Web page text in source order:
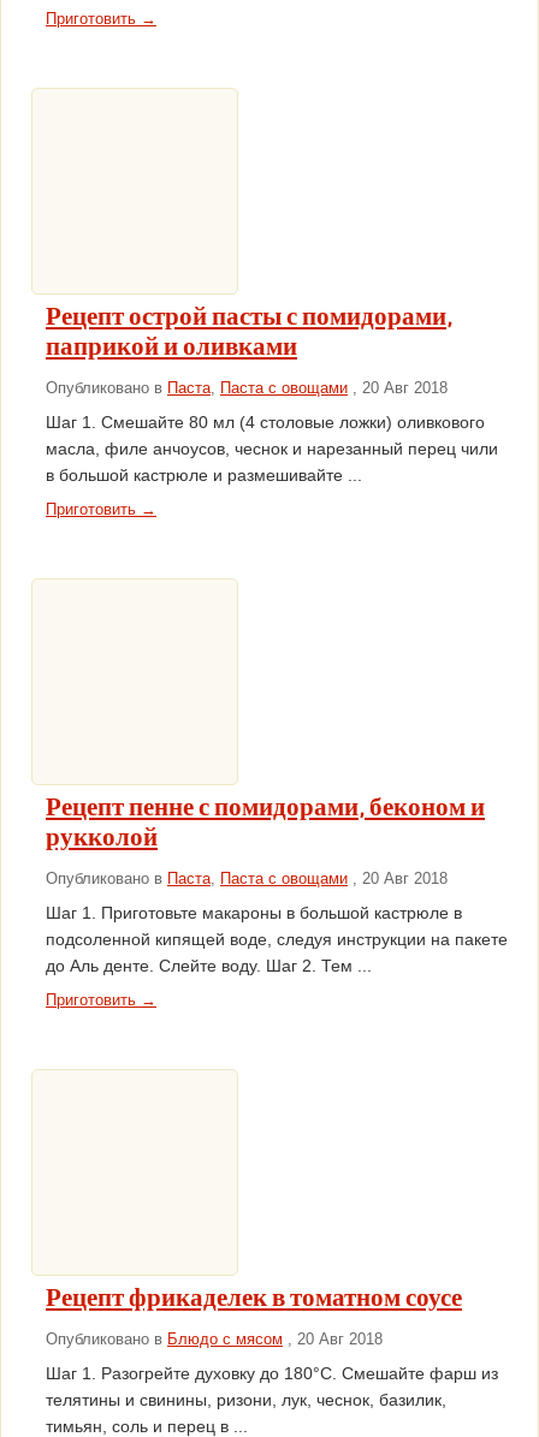
Приготовить →
Рецепт острой пасты с помидорами,
паприкой и оливками
Опубликовано в Паста, Паста с овощами , 20 Авг 2018
Шаг 1. Смешайте 80 мл (4 столовые ложки) оливкового
масла, филе анчоусов, чеснок и нарезанный перец чили
в большой кастрюле и размешивайте ...
Приготовить →
Рецепт пенне с помидорами, беконом и
рукколой
Опубликовано в Паста, Паста с овощами , 20 Авг 2018
Шаг 1. Приготовьте макароны в большой кастрюле в
подсоленной кипящей воде, следуя инструкции на пакете
до Аль денте. Слейте воду. Шаг 2. Тем ...
Приготовить →
Рецепт фрикаделек в томатном соусе
Опубликовано в Блюдо с мясом , 20 Авг 2018
Шаг 1. Разогрейте духовку до 180°С. Смешайте фарш из
телятины и свинины, ризони, лук, чеснок, базилик,
тимьян, соль и перец в ...